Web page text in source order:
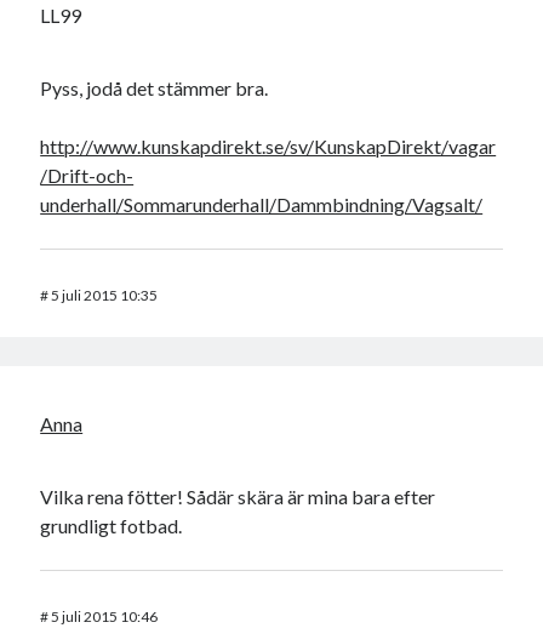
LL99
Pyss, jodå det stämmer bra.
http://www.kunskapdirekt.se/sv/KunskapDirekt/vagar
/Drift-och-
underhall/Sommarunderhall/Dammbindning/Vagsalt/
#5 juli 2015 10:35
Anna
Vilka rena fötter! Sådär skära är mina bara efter
grundligt fotbad.
#5 juli 2015 10:46